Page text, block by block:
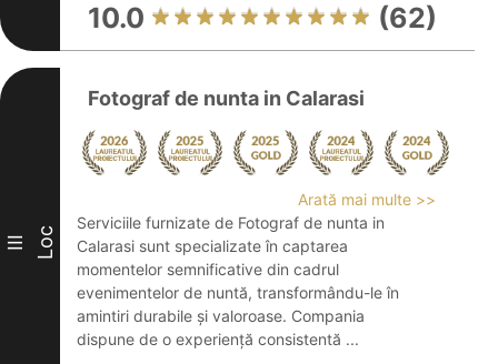
10.0 (62)
III Loc
Fotograf de nunta in Calarasi
Arată mai multe >>
Serviciile furnizate de Fotograf de nunta in
Calarasi sunt specializate în captarea
momentelor semnificative din cadrul
evenimentelor de nuntă, transformându-le în
amintiri durabile și valoroase. Compania
dispune de o experiență consistentă ...